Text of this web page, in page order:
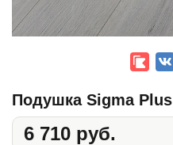
Подушка Sigma Plus
6 710 руб.